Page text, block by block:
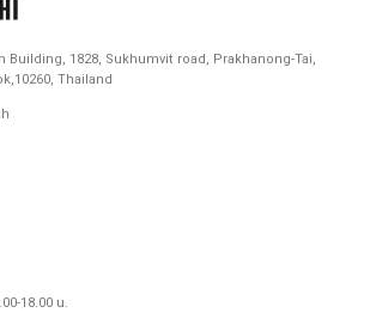
Building, 1828, Sukhumvit road, Prakhanong-Tai,
Thailand
18.00 น.